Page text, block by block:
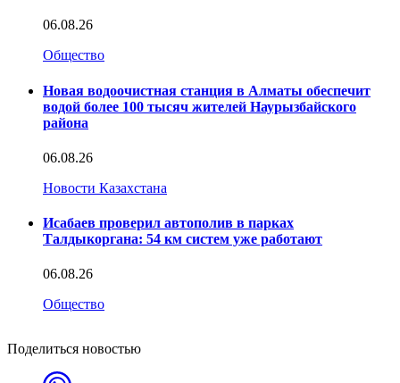
06.08.26
Общество
Новая водоочистная станция в Алматы обеспечит
водой более 100 тысяч жителей Наурызбайского
района
06.08.26
Новости Казахстана
Исабаев проверил автополив в парках
Талдыкоргана: 54 км систем уже работают
06.08.26
Общество
Поделиться новостью